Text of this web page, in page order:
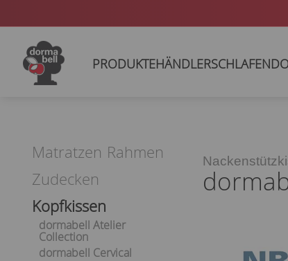
PRODUKTEHÄNDLERSCHLAFEN
Matratzen Rahmen
Zudecken
Kopfkissen
dormabell Atelier
Collection
dormabell Cervical